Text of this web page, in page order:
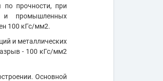
по прочности, при
и промышленных
100 кГс/мм2.
и металлических
- 100 кГс/мм2
Основной